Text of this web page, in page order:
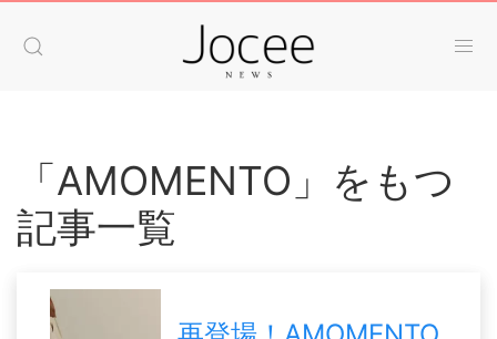
「AMOMENTO」をもつ
記事一覧